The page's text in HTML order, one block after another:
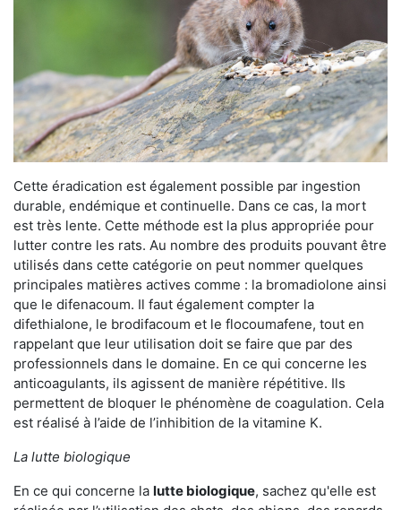
Cette éradication est également possible par ingestion
durable, endémique et continuelle. Dans ce cas, la mort
est très lente. Cette méthode est la plus appropriée pour
lutter contre les rats. Au nombre des produits pouvant être
utilisés dans cette catégorie on peut nommer quelques
principales matières actives comme : la bromadiolone ainsi
que le difenacoum. Il faut également compter la
difethialone, le brodifacoum et le flocoumafene, tout en
rappelant que leur utilisation doit se faire que par des
professionnels dans le domaine. En ce qui concerne les
anticoagulants, ils agissent de manière répétitive. Ils
permettent de bloquer le phénomène de coagulation. Cela
est réalisé à l’aide de l’inhibition de la vitamine K.
La lutte biologique
En ce qui concerne la lutte biologique, sachez qu'elle est